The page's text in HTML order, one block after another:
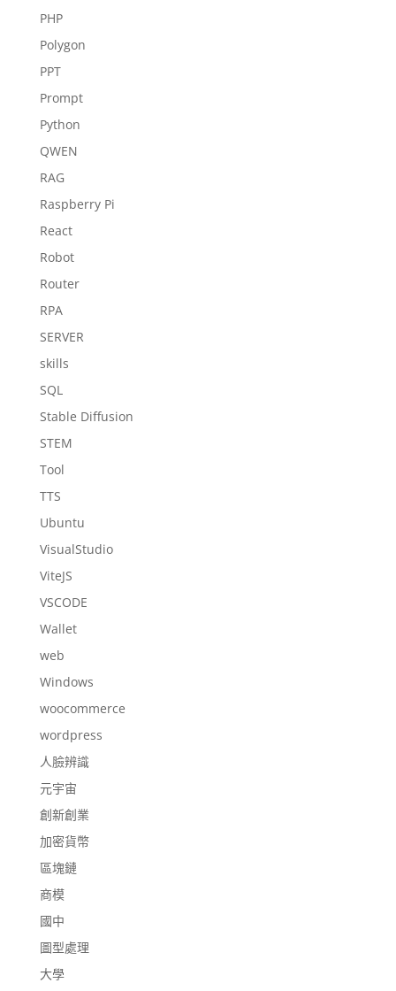
PHP
Polygon
PPT
Prompt
Python
QWEN
RAG
Raspberry Pi
React
Robot
Router
RPA
SERVER
skills
SQL
Stable Diffusion
STEM
Tool
TTS
Ubuntu
VisualStudio
ViteJS
VSCODE
Wallet
web
Windows
woocommerce
wordpress
人臉辨識
元宇宙
創新創業
加密貨幣
區塊鏈
商模
國中
圖型處理
大學